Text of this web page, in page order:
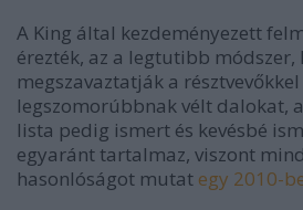
A King által kezdeményezett
érezték, az a legtutibb módszer,
megszavaztatják a
legszomorúbbnak vélt dalokat,
lista pedig ismert és kevésbé
egyaránt tartalmaz, viszont
hasonlóságot mutat egy 2010-